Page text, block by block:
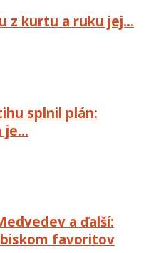
z kurtu a ruku jej…
splnil plán:
je…
a ďalší:
favoritov